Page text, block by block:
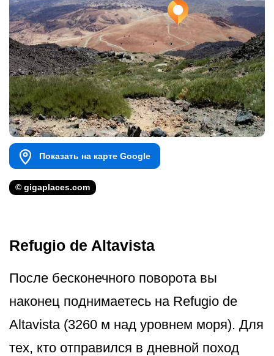
Показать на карте Google
© gigaplaces.com
Refugio de Altavista
После бесконечного поворота вы
наконец поднимаетесь на Refugio de
Altavista (3260 м над уровнем моря). Для
тех, кто отправился в дневной поход